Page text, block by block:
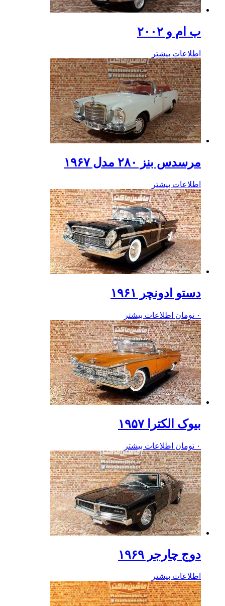
ب ام و ۲۰۰۲
اطلاعات بیشتر
مرسدس بنز ۲۸۰ مدل ۱۹۶۷
اطلاعات بیشتر
دستو ادونچر ۱۹۶۱
۰ تومان اطلاعات بیشتر
بیوک الکترا ۱۹۵۷
۰ تومان اطلاعات بیشتر
دوج چارجر ۱۹۶۹
اطلاعات بیشتر